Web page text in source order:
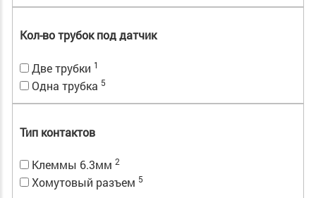
Кол-во трубок под датчик
Две трубки 1
Одна трубка 5
Тип контактов
Клеммы 6.3мм 2
Хомутовый разъем 5